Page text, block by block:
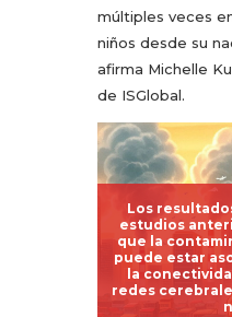
múltiples veces
niños desde su
afirma Michelle
de ISGlobal.
Los
estudios
que la
puede estar
la
redes